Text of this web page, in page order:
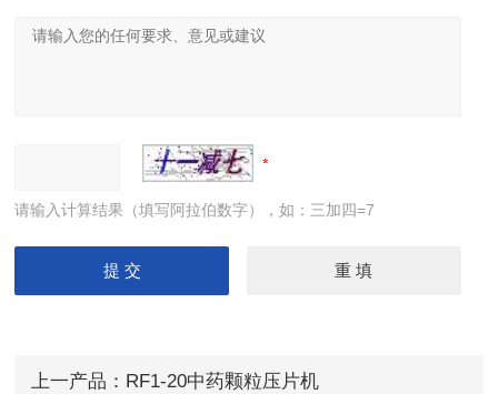
请输入计算结果（填写阿拉伯数字），如：三加四=7
上一产品： RF1-20中药颗粒压片机